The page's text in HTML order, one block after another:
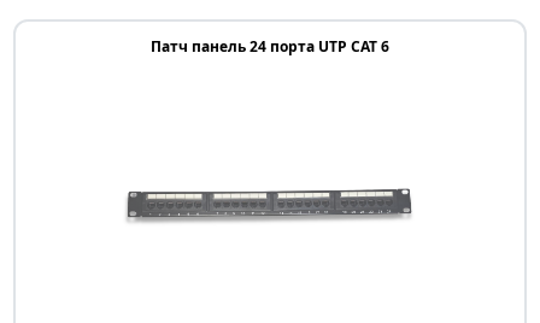
Патч панель 24 порта UTP CAT 6